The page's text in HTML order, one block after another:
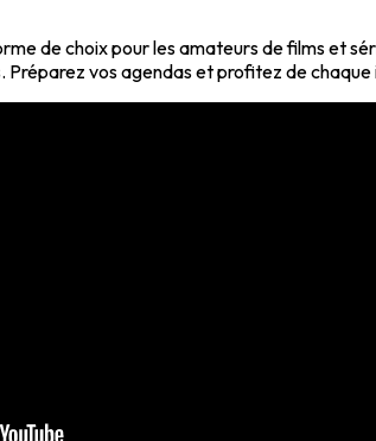
de choix pour les amateurs de films et
vos agendas et profitez de